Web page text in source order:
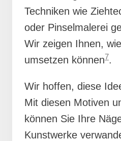
Techniken wie
oder Pinselmalerei
Wir zeigen Ihnen,
umsetzen können7.
Wir hoffen, diese
Mit diesen Motiven
können Sie Ihre
Kunstwerke